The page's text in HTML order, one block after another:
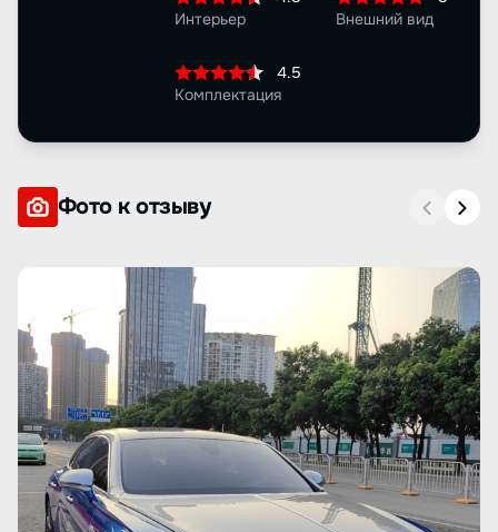
Интерьер
Внешний вид
4.5
Комплектация
Фото к отзыву